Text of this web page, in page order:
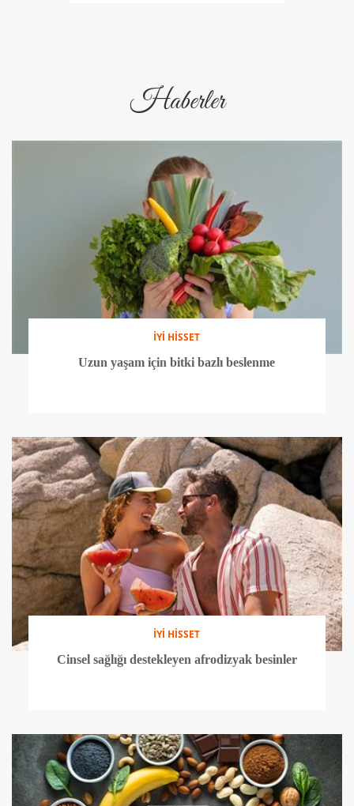
Haberler
İYİ HİSSET
Uzun yaşam için bitki bazlı beslenme
İYİ HİSSET
Cinsel sağlığı destekleyen afrodizyak besinler